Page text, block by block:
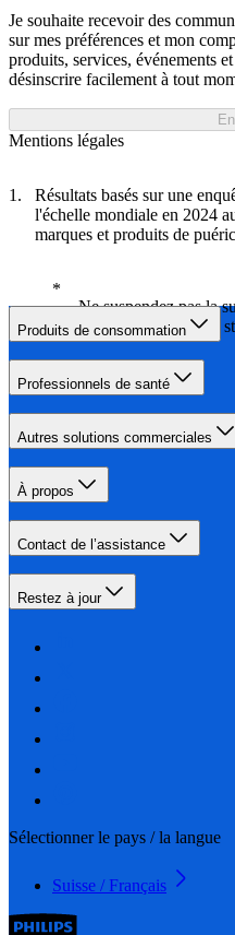
Je souhaite recevoir des
sur mes préférences et mon
produits, services, événements
désinscrire facilement à tout
Mentions légales
Résultats basés sur une
l'échelle mondiale en 2024
marques et produits de
Ne suspendez pas la
raison des risques de
Produits de consommation
Professionnels de santé
Autres solutions commerciales
À propos
Contact de l’assistance
Restez à jour
Sélectionner le pays / la langue
Suisse / Français